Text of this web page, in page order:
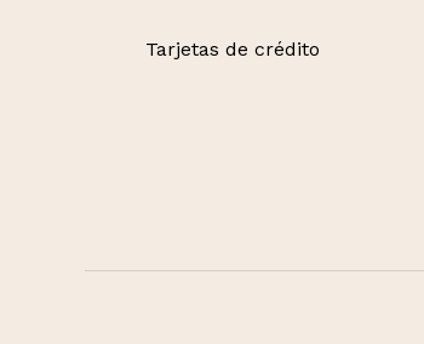
Tarjetas de crédito